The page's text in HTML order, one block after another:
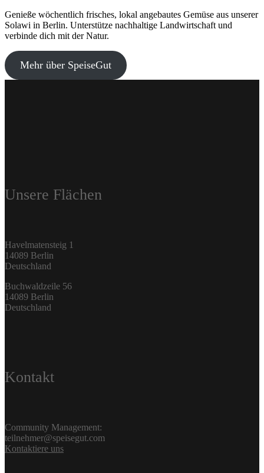
Genieße wöchentlich frisches, lokal angebautes Gemüse aus unserer
Solawi in Berlin. Unterstütze nachhaltige Landwirtschaft und
verbinde dich mit der Natur.
Mehr über SpeiseGut
Unsere Flächen
Havelmatensteig 1
14089 Berlin
Deutschland
Buchwaldzeile 56
14089 Berlin
Deutschland
Kontakt
Community Management:
teilnehmer@speisegut.com
Kontaktiere uns